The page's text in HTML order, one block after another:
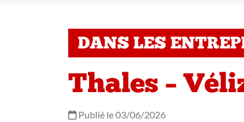
DANS LES
Thales –
Publié le 03/06/2026